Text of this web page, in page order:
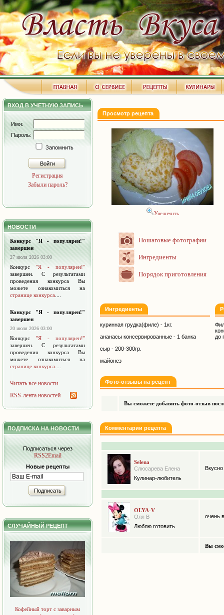
ВХОД В УЧЕТНУЮ ЗАПИСЬ
Имя:
Пароль:
Запомнить
Войти
Регистрация
Забыли пароль?
НОВОСТИ
Конкурс "Я - популярен!"
завершен
27 июля 2026 03:00
Конкурс "Я - популярен!"
завершен. С результатами
проведения конкурса Вы
можете ознакомиться на
странице конкурса
Конкурс "Я - популярен!"
завершен
20 июля 2026 03:00
Конкурс "Я - популярен!"
завершен. С результатами
проведения конкурса Вы
можете ознакомиться на
странице конкурса
Читать все новости
RSS-лента новостей
ПОДПИСКА НА НОВОСТИ
Подписаться через
RSS2Email
Новые рецепты
Подписать
СЛУЧАЙНЫЙ РЕЦЕПТ
Кофейный торт с заварным
Просмотр рецепта
Увеличить
Пошаговые фотографии
Ингредиенты
Порядок приготовления
Ингредиенты
куринная грудка(филе) - 1кг.
ананасы консервированные - 1 банка
сыр - 200-300гр.
майонез
до
Фото-отзывы на рецепт
Вы сможете добавить фото-отзыв
Комментарии рецепта
Selena
Слюсарева Елена
Кулинар-любитель
Вкусно
OLYA-V
Оля В
Люблю готовить
очень
Вы